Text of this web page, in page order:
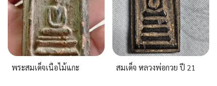
พระสมเด็จเนื้อไม้แกะ สมเด็จ หลวงพ่อกวย ปี 21